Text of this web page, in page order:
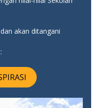
akan ditangani